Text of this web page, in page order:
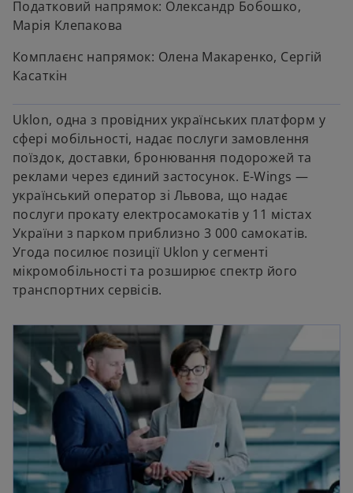
Податковий напрямок: Олександр Бобошко,
Марія Клепакова
Комплаєнс напрямок: Олена Макаренко, Сергій
Касаткін
Uklon, одна з провідних українських платформ у
сфері мобільності, надає послуги замовлення
поїздок, доставки, бронювання подорожей та
реклами через єдиний застосунок. E-Wings —
український оператор зі Львова, що надає
послуги прокату електросамокатів у 11 містах
України з парком приблизно 3 000 самокатів.
Угода посилює позиції Uklon у сегменті
мікромобільності та розширює спектр його
транспортних сервісів.